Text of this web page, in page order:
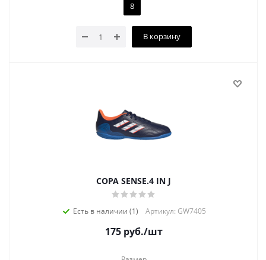
8
В корзину
COPA SENSE.4 IN J
Есть в наличии (1) Артикул: GW7405
175руб./шт